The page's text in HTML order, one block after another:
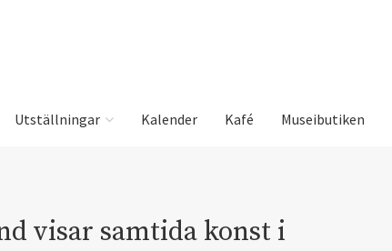
Utställningar Kalender Kafé Museibutiken
visar samtida konst i